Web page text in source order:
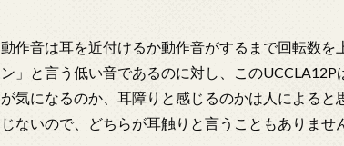
動作音は耳を近付けるか動作音がするまで回転数
ン」と言う低い音であるのに対し、この
が気になるのか、耳障りと感じるのかは人による
じないので、どちらが耳触りと言うこともありませ